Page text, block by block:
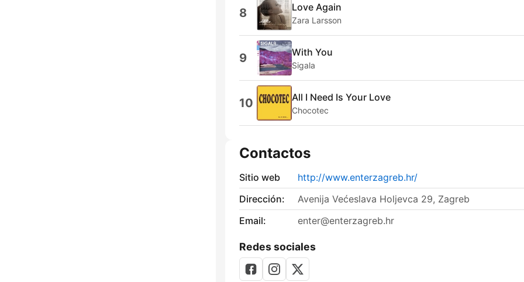
8 Love Again
Zara Larsson
9 With You
Sigala
10 All I Need Is Your Love
Chocotec
Contactos
Sitio web
http://www.enterzagreb.hr/
Dirección:
Avenija Većeslava Holjevca 29, Zagreb
Email:
enter@enterzagreb.hr
Redes sociales